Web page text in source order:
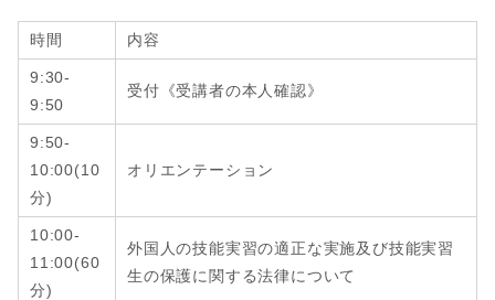
時間 内容
9:30-
9:50
受付《受講者の本人確認》
9:50-
10:00(10
分)
オリエンテーション
10:00-
11:00(60
分)
外国人の技能実習の適正な実施及び技能実習
生の保護に関する法律について